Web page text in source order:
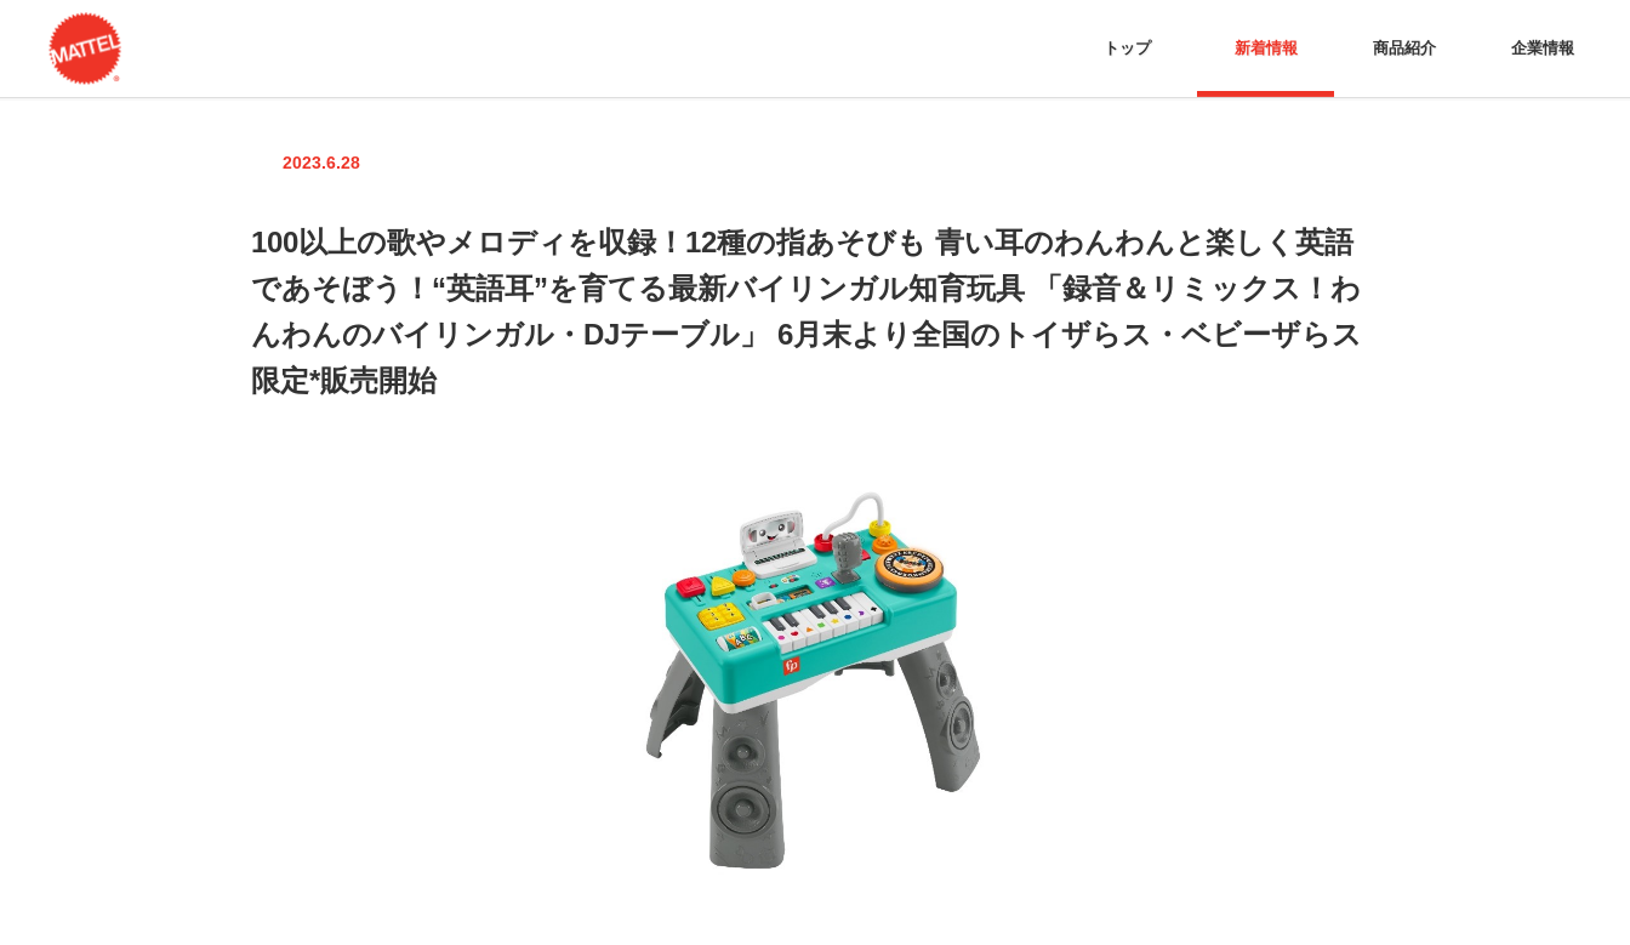
トップ 新着情報 商品紹介 企業情報
2023.6.28
100以上の歌やメロディを収録！12種の指あそびも 青い耳のわんわんと楽しく英語
であそぼう！“英語耳”を育てる最新バイリンガル知育玩具 「録音＆リミックス！わ
んわんのバイリンガル・DJテーブル」 6月末より全国のトイザらス・ベビーザらス
限定*販売開始